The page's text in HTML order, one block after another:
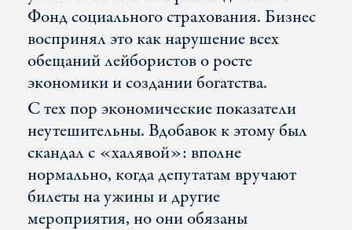
Фонд социального страхования. Бизнес
воспринял это как нарушение всех
обещаний лейбористов о росте
экономики и создании богатства.
С тех пор экономические показатели
неутешительны. Вдобавок к этому был
скандал с «халявой»: вполне
нормально, когда депутатам вручают
билеты на ужины и другие
мероприятия, но они обязаны